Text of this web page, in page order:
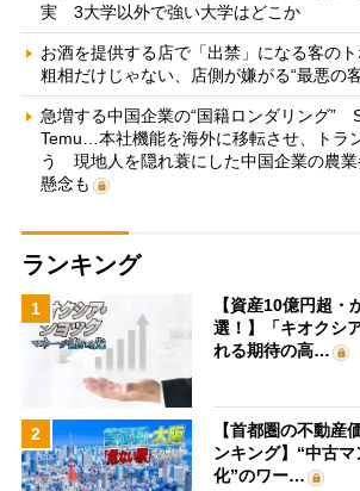
実 3大学以外で強い大学はどこか
お酒を提供する店で「出禁」になる客の
粗相だけじゃない、店側が嫌がる“最悪の
急増する中国企業の“国籍ロンダリング”
Temu…本社機能を海外に移転させ、トラ
う 現地人を隠れ蓑にした中国企業の農
懸念も
ランキング
1
【資産10億円超・
選！】「キオクシ
れる期待の高…
2
【首都圏の不動産
ンキング】“中古
化”のワー…